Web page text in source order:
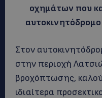
οχημάτων που
Στον
στην περιοχή
βροχόπτωσης,
ιδιαίτερα